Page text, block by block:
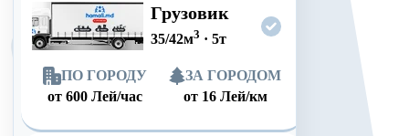
Грузовик
35/42м3 · 5т
ПО ГОРОДУ
от 600 Лей/час
ЗА ГОРОДОМ
от 16 Лей/км